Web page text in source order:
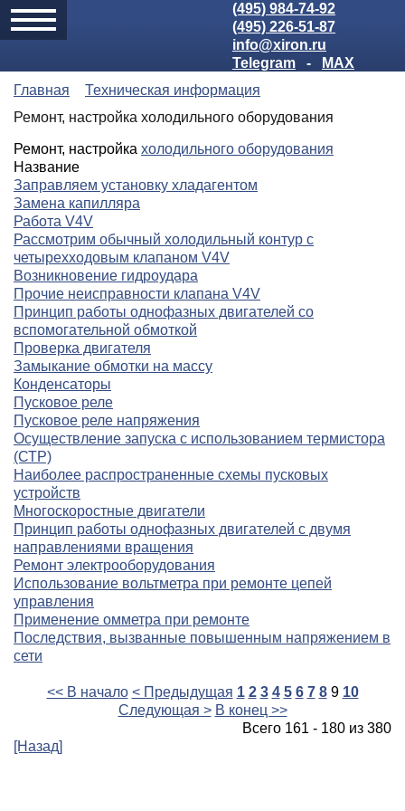
(495) 984-74-92
(495) 226-51-87
info@xiron.ru
Telegram
-
MAX
Главная
Техническая информация
Ремонт, настройка холодильного оборудования
Ремонт, настройка холодильного оборудования
Название
Заправляем установку хладагентом
Замена капилляра
Работа V4V
Рассмотрим обычный холодильный контур с
четырехходовым клапаном V4V
Возникновение гидроудара
Прочие неисправности клапана V4V
Принцип работы однофазных двигателей со
вспомогательной обмоткой
Проверка двигателя
Замыкание обмотки на массу
Конденсаторы
Пусковое реле
Пусковое реле напряжения
Осуществление запуска с использованием термистора
(СТР)
Наиболее распространенные схемы пусковых
устройств
Многоскоростные двигатели
Принцип работы однофазных двигателей с двумя
направлениями вращения
Ремонт электрооборудования
Использование вольтметра при ремонте цепей
управления
Применение омметра при ремонте
Последствия, вызванные повышенным напряжением в
сети
<< В начало < Предыдущая 1 2 3 4 5 6 7 8 9 10
Следующая > В конец >>
Всего 161 - 180 из 380
[Назад]